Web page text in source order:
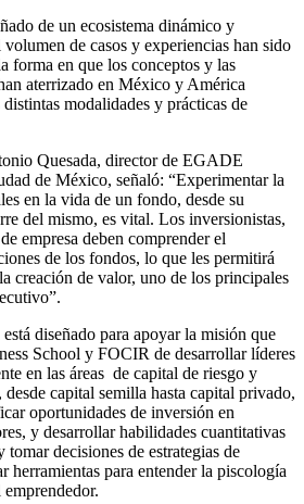
de un ecosistema dinámico y
de casos y experiencias han sido
forma en que los conceptos y las
aterrizado en México y América
modalidades y prácticas de
Quesada, director de EGADE
de México, señaló: “Experimentar la
en la vida de un fondo, desde su
del mismo, es vital. Los inversionistas,
empresa deben comprender el
de los fondos, lo que les permitirá
creación de valor, uno de los principales
diseñado para apoyar la misión que
School y FOCIR de desarrollar líderes
en las áreas de capital de riesgo y
capital semilla hasta capital privado,
oportunidades de inversión en
y desarrollar habilidades cuantitativas
decisiones de estrategias de
herramientas para entender la piscología